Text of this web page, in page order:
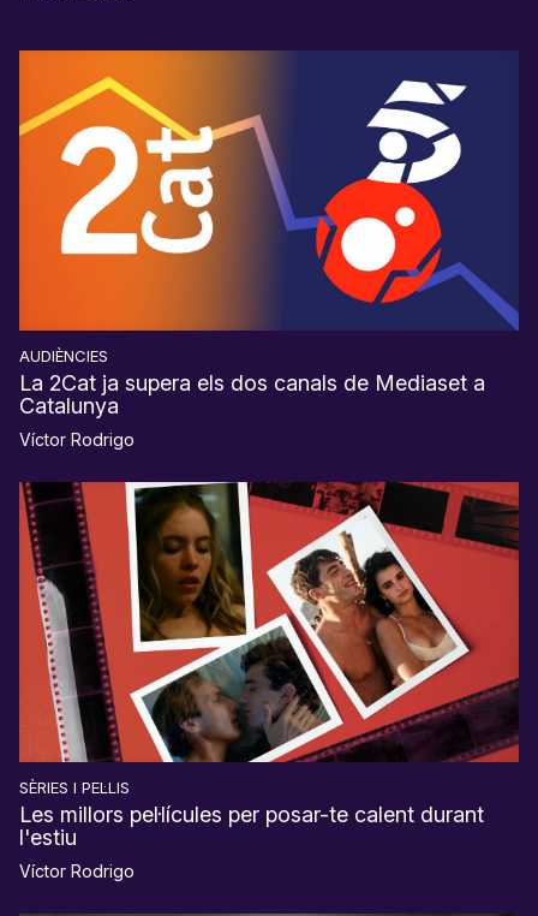
AUDIÈNCIES
La 2Cat ja supera els dos canals de Mediaset a
Catalunya
Víctor Rodrigo
SÈRIES I PEL·LIS
Les millors pel·lícules per posar-te calent durant
l'estiu
Víctor Rodrigo